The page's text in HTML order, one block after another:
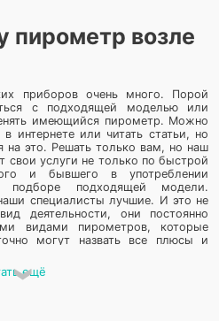
пирометр возле
приборов очень много. Порой
с подходящей моделью или
имеющийся пирометр. Можно
интернете или читать статьи, но
на это. Решать только вам, но наш
свои услуги не только по быстрой
и бывшего в употреблении
подходящей модели.
специалисты лучшие. И это не
деятельности, они постоянно
видами пирометров, которые
могут назвать все плюсы и
ещё